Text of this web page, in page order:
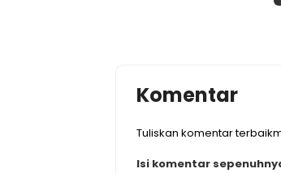
Komentar
Tuliskan komentar
Isi komentar